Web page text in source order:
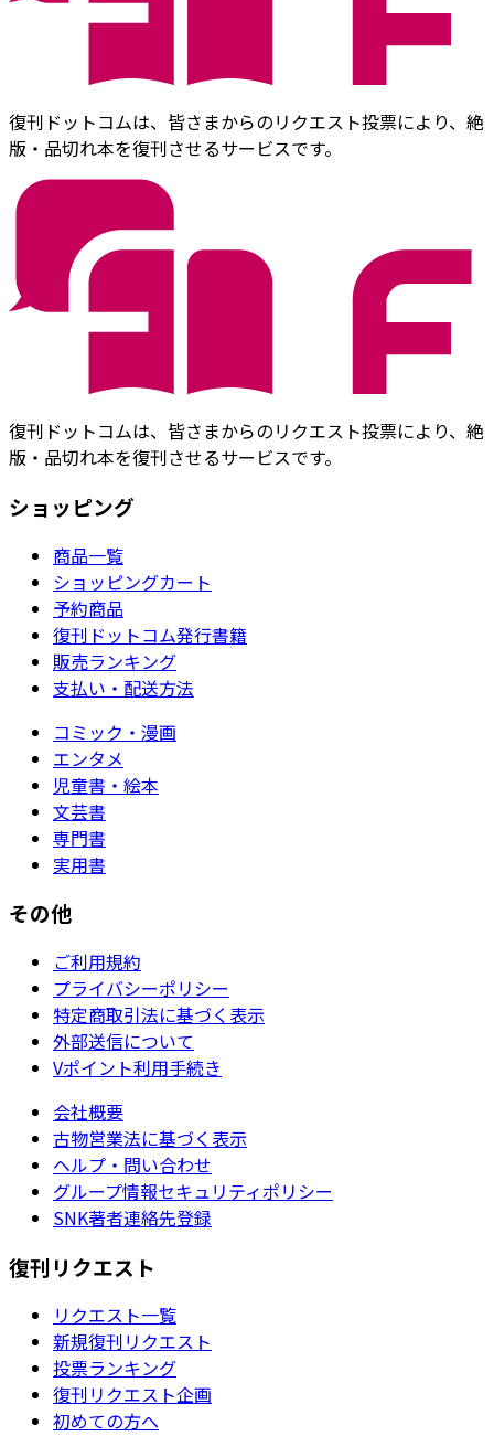
復刊ドットコムは、皆さまからのリクエスト投票により、絶
版・品切れ本を復刊させるサービスです。
復刊ドットコムは、皆さまからのリクエスト投票により、絶
版・品切れ本を復刊させるサービスです。
ショッピング
商品一覧
ショッピングカート
予約商品
復刊ドットコム発行書籍
販売ランキング
支払い・配送方法
コミック・漫画
エンタメ
児童書・絵本
文芸書
専門書
実用書
その他
ご利用規約
プライバシーポリシー
特定商取引法に基づく表示
外部送信について
Vポイント利用手続き
会社概要
古物営業法に基づく表示
ヘルプ・問い合わせ
グループ情報セキュリティポリシー
SNK著者連絡先登録
復刊リクエスト
リクエスト一覧
新規復刊リクエスト
投票ランキング
復刊リクエスト企画
初めての方へ